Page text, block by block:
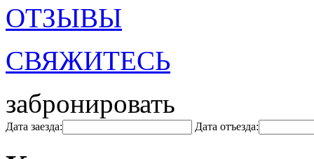
ОТЗЫВЫ
СВЯЖИТЕСЬ
забронировать
Дата заезда: Дата отъезда: